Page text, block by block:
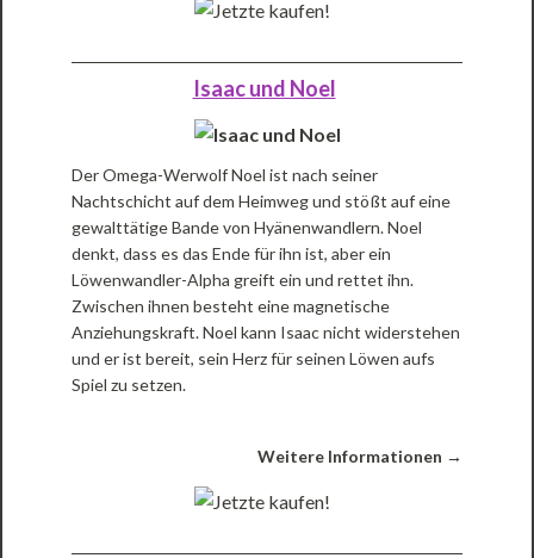
Isaac und Noel
Der Omega-Werwolf Noel ist nach seiner
Nachtschicht auf dem Heimweg und stößt auf eine
gewalttätige Bande von Hyänenwandlern. Noel
denkt, dass es das Ende für ihn ist, aber ein
Löwenwandler-Alpha greift ein und rettet ihn.
Zwischen ihnen besteht eine magnetische
Anziehungskraft. Noel kann Isaac nicht widerstehen
und er ist bereit, sein Herz für seinen Löwen aufs
Spiel zu setzen.
Weitere Informationen →